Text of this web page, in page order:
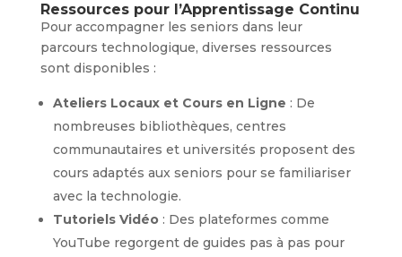
Ressources pour l’Apprentissage Continu
Pour accompagner les seniors dans leur
parcours technologique, diverses ressources
sont disponibles :
Ateliers Locaux et Cours en Ligne : De
nombreuses bibliothèques, centres
communautaires et universités proposent des
cours adaptés aux seniors pour se familiariser
avec la technologie.
Tutoriels Vidéo: Des plateformes comme
YouTube regorgent de guides pas à pas pour